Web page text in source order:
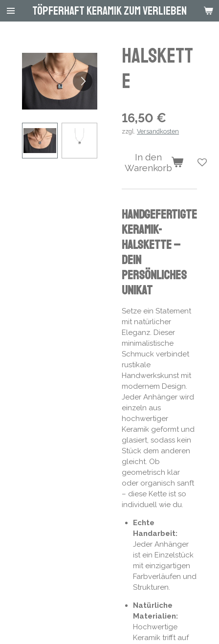
Zum
Hauptinhalt
Töpferhaft Keramik zum Verlieben
Halskett
e
16,50 €
zzgl. Versandkosten
In den
Warenkorb
Handgefertigte
Keramik-
Halskette –
Dein
persönliches
Unikat
Setze ein Statement
mit natürlicher
Eleganz. Dieser
minimalistische
Schmuck verbindet
rustikale
Handwerkskunst mit
modernem Design.
Jeder Anhänger wird
einzeln aus
hochwertiger
Keramik geformt und
glasiert, sodass kein
Stück dem anderen
gleicht. Ob
geometrisch klar
oder organisch sanft
– diese Kette ist so
individuell wie du.
Echte
Handarbeit:
Jeder Anhänger
ist ein Einzelstück
mit einzigartigen
Farbverläufen und
Strukturen.
Natürliche
Materialien:
Hochwertige
Keramik trifft auf